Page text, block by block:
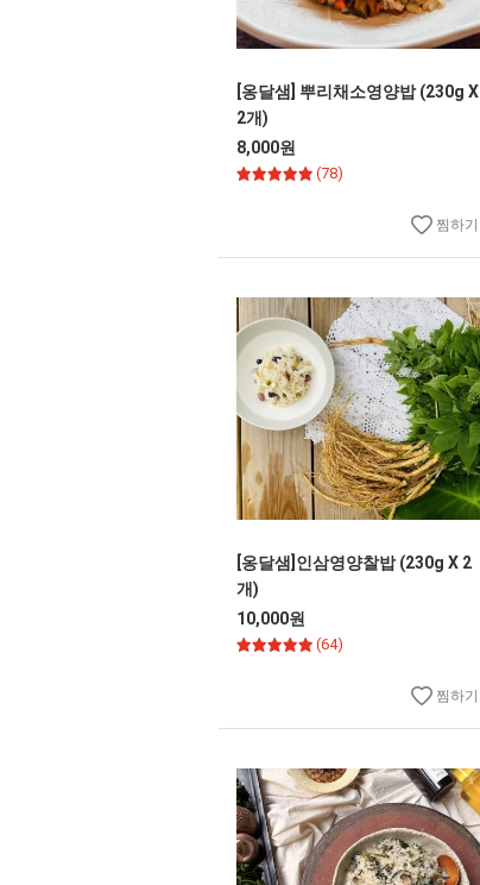
[옹달샘] 뿌리채소영양밥 (230g X
2개)
8,000원
(78)
찜하기
[옹달샘]인삼영양찰밥 (230g X 2
개)
10,000원
(64)
찜하기